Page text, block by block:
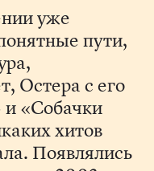
уже
пути,
Остера с его
«Собачки
хитов
Появлялись